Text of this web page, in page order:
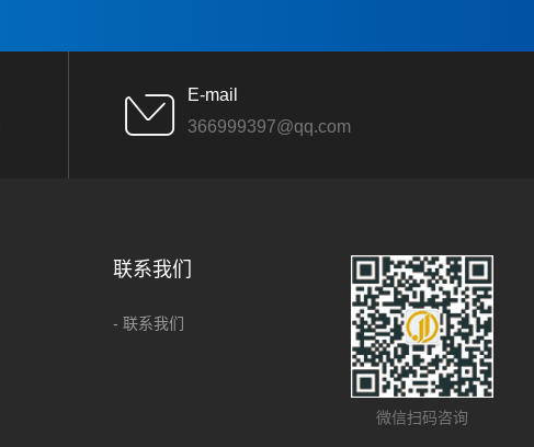
E-mail
366999397@qq.com
联系我们
- 联系我们
微信扫码咨询